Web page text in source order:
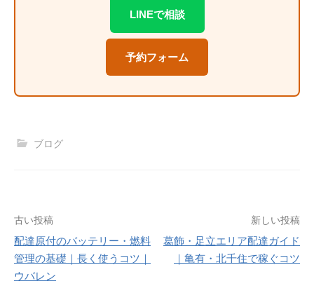
LINEで相談
予約フォーム
ブログ
投
稿
ナ
古い投稿
配達原付のバッテリー・燃料
管理の基礎｜長く使うコツ｜
ウバレン
新しい投稿
葛飾・足立エリア配達ガイド
｜亀有・北千住で稼ぐコツ